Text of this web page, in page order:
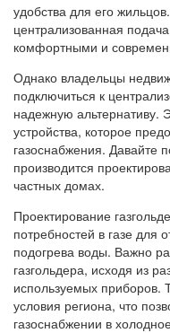
удобства для его
централизованная
комфортными и
Однако владельцы
подключиться к
надежную альтернативу.
устройства, которое
газоснабжения. Давайте
производится
частных домах.
Проектирование
потребностей в газе для
подогрева воды. Важно
газгольдера, исходя из
используемых приборов.
условия региона, что
газоснабжении в